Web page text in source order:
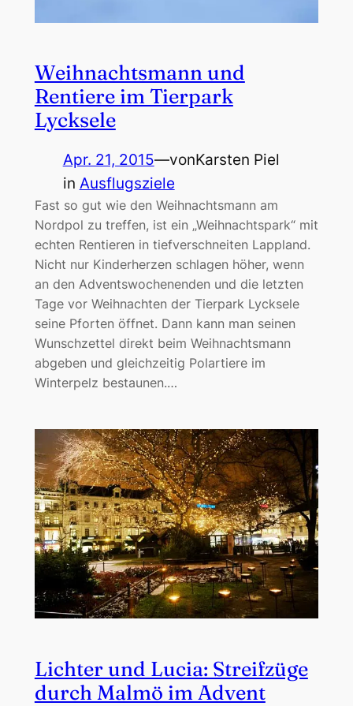
Weihnachtsmann und
Rentiere im Tierpark
Lycksele
Apr. 21, 2015—vonKarsten Piel
in Ausflugsziele
Fast so gut wie den Weihnachtsmann am
Nordpol zu treffen, ist ein „Weihnachtspark“ mit
echten Rentieren in tiefverschneiten Lappland.
Nicht nur Kinderherzen schlagen höher, wenn
an den Adventswochenenden und die letzten
Tage vor Weihnachten der Tierpark Lycksele
seine Pforten öffnet. Dann kann man seinen
Wunschzettel direkt beim Weihnachtsmann
abgeben und gleichzeitig Polartiere im
Winterpelz bestaunen.…
Lichter und Lucia: Streifzüge
durch Malmö im Advent